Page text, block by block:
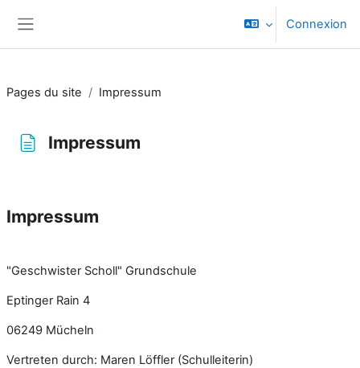
Connexion
Pages du site Impressum
Impressum
Impressum
"Geschwister Scholl" Grundschule
Eptinger Rain 4
06249 Mücheln
Vertreten durch: Maren Löffler (Schulleiterin)